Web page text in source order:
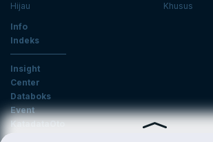
Hijau
Khusus
Info
Indeks
Insight
Center
Databoks
Event
KatadataOto